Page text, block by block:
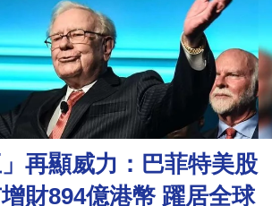
」再顯威力：巴菲特美股
財894億港幣 躍居全球